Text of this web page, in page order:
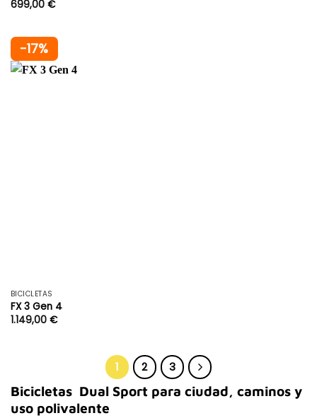
699,00 €
-17%
BICICLETAS
FX 3 Gen 4
1.149,00 €
1 2 3
Bicicletas Dual Sport para ciudad, caminos y
uso polivalente